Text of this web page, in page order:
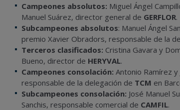
Campeones absolutos: Miguel Ángel
Manuel Suárez, director general de GERFLOR.
Subcampeones absolutos: Manuel Ángel
premio Xavier Obradors, responsable de la
Terceros clasificados: Cristina Gavara y
Bueno, director de HERYVAL.
Campeones consolación: Antonio Ramírez
responsable de la delegación de TCM en
Subcampeones consolación: José Manuel
Sanchis, responsable comercial de CAMFIL.